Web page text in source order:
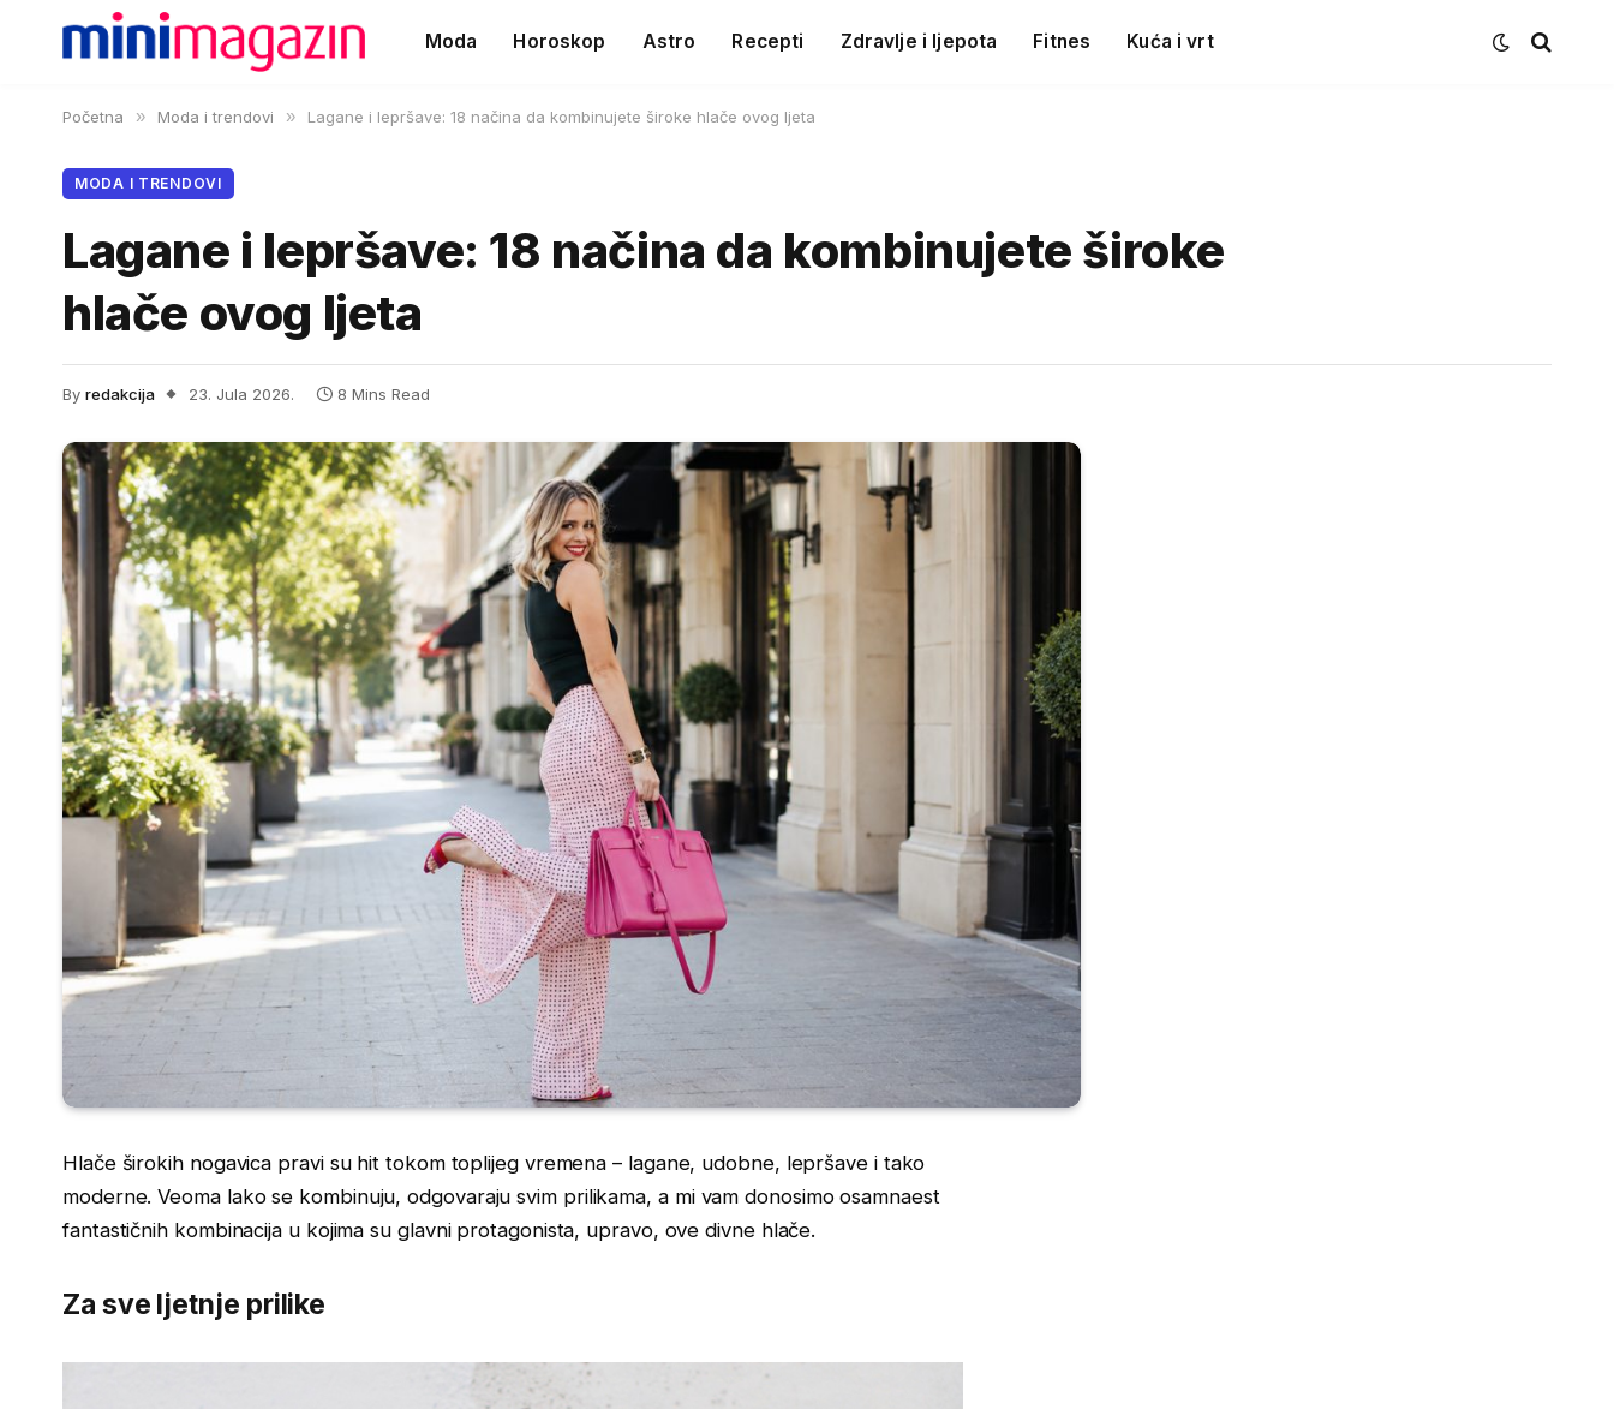
Moda Horoskop Astro Recepti Zdravlje i ljepota Fitnes Kuća i vrt
Početna » Moda i trendovi » Lagane i lepršave: 18 načina da kombinujete široke hlače ovog ljeta
MODA I TRENDOVI
Lagane i lepršave: 18 načina da kombinujete široke
hlače ovog ljeta
By redakcija 23. Jula 2026. 8 Mins Read
Hlače širokih nogavica pravi su hit tokom toplijeg vremena – lagane, udobne, lepršave i tako
moderne. Veoma lako se kombinuju, odgovaraju svim prilikama, a mi vam donosimo osamnaest
fantastičnih kombinacija u kojima su glavni protagonista, upravo, ove divne hlače.
Za sve ljetnje prilike